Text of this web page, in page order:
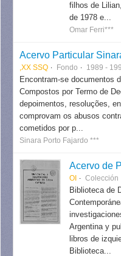
filhos de
de 1978 e...
Omar Ferri***
Acervo Particular
,XX SSQ Fondo 1989 -
Encontram-se documentos
Compostos por Termo de
depoimentos, resoluções,
comprovam os abusos
cometidos por p...
Sinara Porto Fajardo ***
OI Colección
Biblioteca de
Argentina y
libros de
Biblioteca...